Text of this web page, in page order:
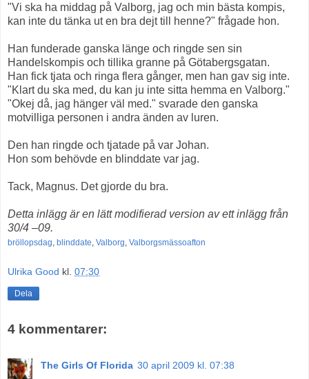
"Vi ska ha middag på Valborg, jag och min bästa kompis,
kan inte du tänka ut en bra dejt till henne?" frågade hon.
Han funderade ganska länge och ringde sen sin
Handelskompis och tillika granne på Götabergsgatan.
Han fick tjata och ringa flera gånger, men han gav sig inte.
"Klart du ska med, du kan ju inte sitta hemma en Valborg."
"Okej då, jag hänger väl med." svarade den ganska
motvilliga personen i andra änden av luren.
Den han ringde och tjatade på var Johan.
Hon som behövde en blinddate var jag.
Tack, Magnus. Det gjorde du bra.
Detta inlägg är en lätt modifierad version av ett inlägg från
30/4 –09.
bröllopsdag, blinddate, Valborg, Valborgsmässoafton
Ulrika Good kl. 07:30
Dela
4 kommentarer:
The Girls Of Florida 30 april 2009 kl. 07:38